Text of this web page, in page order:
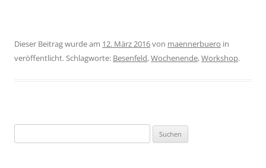
Dieser Beitrag wurde am 12. März 2016von maennerbuero in
veröffentlicht. Schlagworte: Besenfeld,Wochenende,Workshop.
nach: